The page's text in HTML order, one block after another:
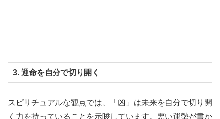
3. 運命を自分で切り開く
スピリチュアルな観点では、「凶」は未来を自分で切り開
く力を持っていることを示唆しています。悪い運勢が書か